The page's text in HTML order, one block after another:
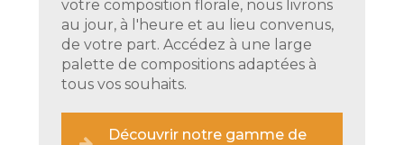
votre composition florale, nous livrons
au jour, à l'heure et au lieu convenus,
de votre part. Accédez à une large
palette de compositions adaptées à
tous vos souhaits.
Découvrir notre gamme de